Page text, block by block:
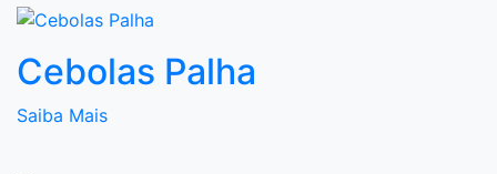
Cebolas Palha
Saiba Mais